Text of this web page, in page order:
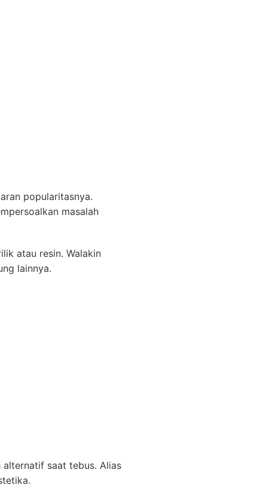
popularitasnya.
masalah
atau resin. Walakin
lainnya.
saat tebus. Alias